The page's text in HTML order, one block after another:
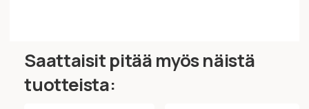
Saattaisit pitää myös näistä
tuotteista: